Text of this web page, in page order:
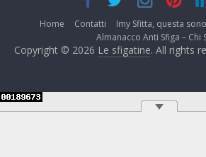
Home Contatti Imy Sfitta, questa
Almanacco Anti Sfiga – Chi
Copyright © 2026 Le sfigatine. All rights